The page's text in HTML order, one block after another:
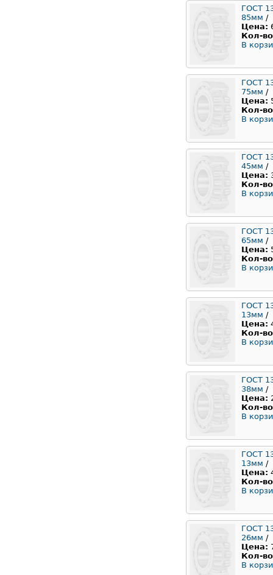
ГОСТ
85мм /
Цена:
Кол-
В
ГОСТ
75мм /
Цена:
Кол-
В
ГОСТ
45мм /
Цена:
Кол-
В
ГОСТ
65мм /
Цена:
Кол-
В
ГОСТ
13мм /
Цена:
Кол-
В
ГОСТ
38мм /
Цена:
Кол-
В
ГОСТ
13мм /
Цена:
Кол-
В
ГОСТ
26мм /
Цена:
Кол-
В